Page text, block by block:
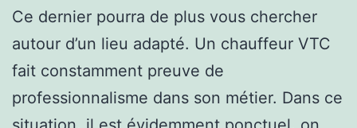
Ce dernier pourra de plus vous chercher
autour d’un lieu adapté. Un chauffeur VTC
fait constamment preuve de
professionnalisme dans son métier. Dans ce